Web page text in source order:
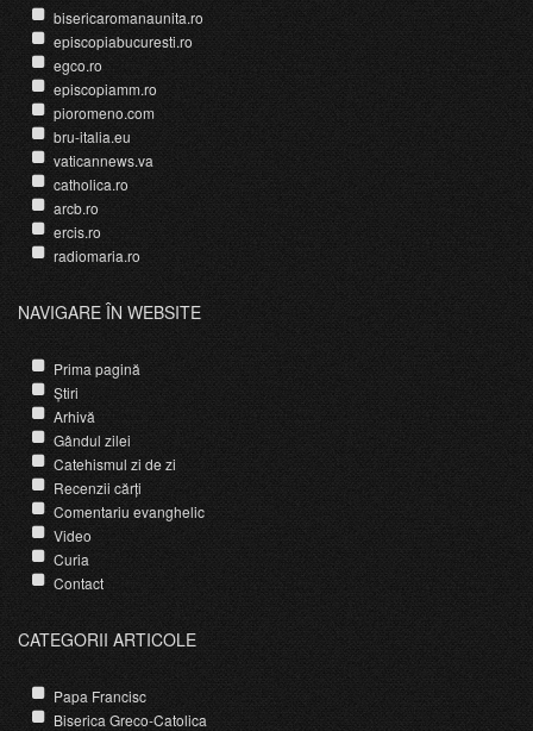
bisericaromanaunita.ro
episcopiabucuresti.ro
egco.ro
episcopiamm.ro
pioromeno.com
bru-italia.eu
vaticannews.va
catholica.ro
arcb.ro
ercis.ro
radiomaria.ro
NAVIGARE ÎN WEBSITE
Prima pagină
Știri
Arhivă
Gândul zilei
Catehismul zi de zi
Recenzii cărți
Comentariu evanghelic
Video
Curia
Contact
CATEGORII ARTICOLE
Papa Francisc
Biserica Greco-Catolica